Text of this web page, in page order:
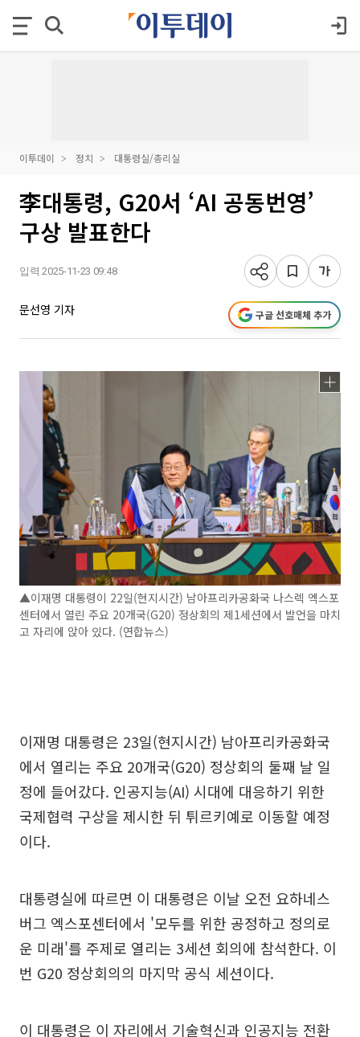
이투데이 정치 대통령실/총리실
李대통령, G20서 ‘AI 공동번영’
구상 발표한다
입력 2025-11-23 09:48
문선영 기자 구글 선호매체 추가
▲이재명 대통령이 22일(현지시간) 남아프리카공화국 나스렉 엑스포
센터에서 열린 주요 20개국(G20) 정상회의 제1세션에서 발언을 마치
고 자리에 앉아 있다. (연합뉴스)
이재명 대통령은 23일(현지시간) 남아프리카공화국
에서 열리는 주요 20개국(G20) 정상회의 둘째 날 일
정에 들어갔다. 인공지능(AI) 시대에 대응하기 위한
국제협력 구상을 제시한 뒤 튀르키예로 이동할 예정
이다.
대통령실에 따르면 이 대통령은 이날 오전 요하네스
버그 엑스포센터에서 '모두를 위한 공정하고 정의로
운 미래'를 주제로 열리는 3세션 회의에 참석한다. 이
번 G20 정상회의의 마지막 공식 세션이다.
이 대통령은 이 자리에서 기술혁신과 인공지능 전환